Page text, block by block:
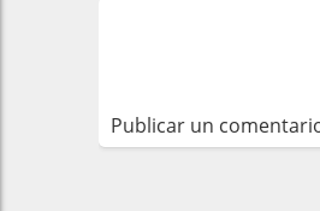
Publicar un